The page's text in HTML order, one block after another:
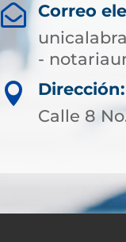

Correo
-

Dirección:
Calle 8